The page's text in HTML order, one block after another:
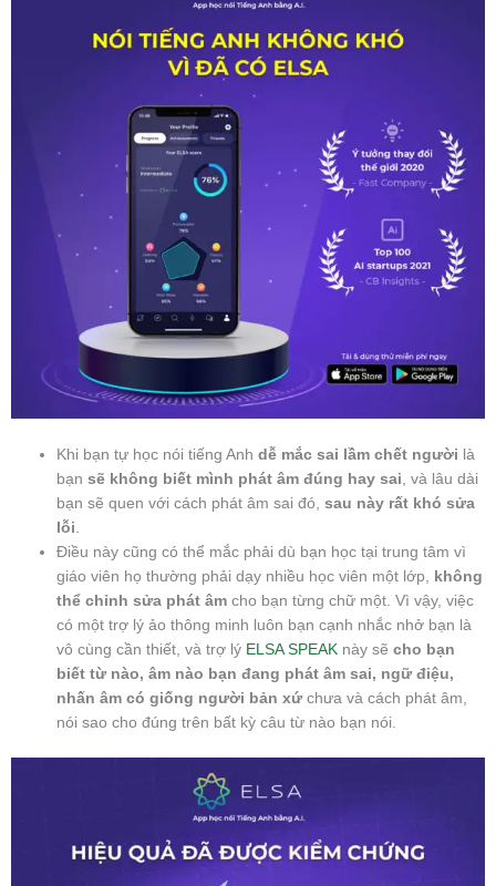
Khi bạn tự học nói tiếng Anhdễ mắc sai lầm chết người là
bạnsẽ không biết mình phát âm đúng hay sai , và lâu dài
bạn sẽ quen với cách phát âm sai đó,sau này rất khó sửa
lỗi
Điều này cũng có thể mắc phải dù bạn học tại trung tâm vì
giáo viên họ thường phải dạy nhiều học viên một lớp,
không
thể chỉnh sửa phát âm cho bạn từng chữ một. Vì vậy, việc
có một trợ lý ảo thông minh luôn bạn cạnh nhắc nhở bạn là
vô cùng cần thiết, và trợ lý ELSA SPEAK này sẽcho bạn
biết từ nào, âm nào bạn đang phát âm sai, ngữ điệu,
nhấn âm có giống người bản xứ chưa và cách phát âm,
nói sao cho đúng trên bất kỳ câu từ nào bạn nói.